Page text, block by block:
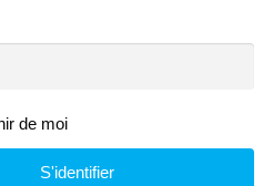
de moi